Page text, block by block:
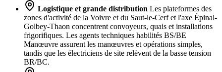
Logistique et grande distribution Les plateformes des
zones d'activité de la Voivre et du Saut-le-Cerf et l'axe Épinal-
Golbey-Thaon concentrent convoyeurs, quais et installations
frigorifiques. Les agents techniques habilités BS/BE
Manœuvre assurent les manœuvres et opérations simples,
tandis que les électriciens de site relèvent de la basse tension
BR/BC.